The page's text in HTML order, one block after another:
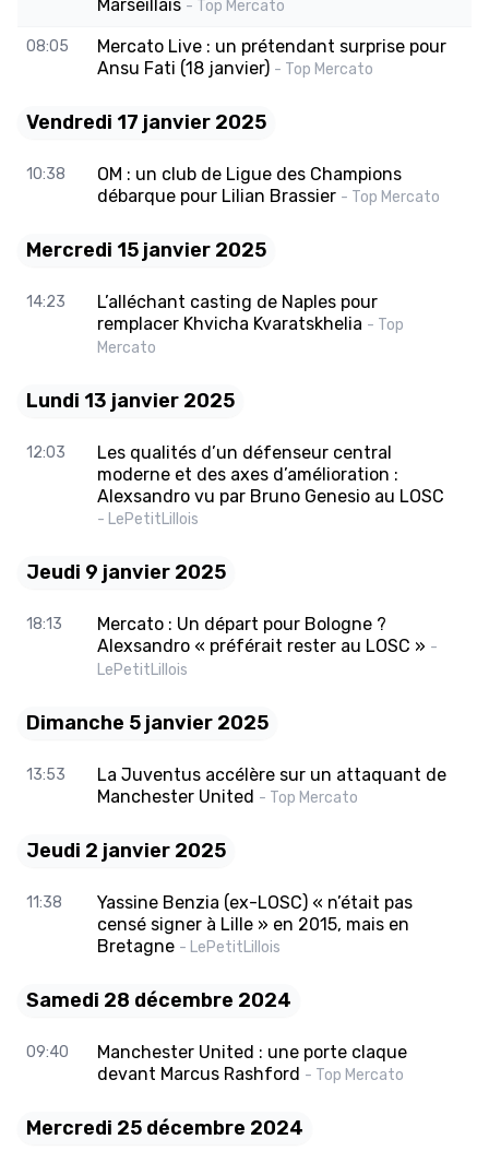
Marseillais - Top Mercato
08:05
Mercato Live : un prétendant surprise pour
Ansu Fati (18 janvier) - Top Mercato
Vendredi 17 janvier 2025
10:38
OM : un club de Ligue des Champions
débarque pour Lilian Brassier - Top Mercato
Mercredi 15 janvier 2025
14:23
L’alléchant casting de Naples pour
remplacer Khvicha Kvaratskhelia - Top
Mercato
Lundi 13 janvier 2025
12:03
Les qualités d’un défenseur central
moderne et des axes d’amélioration :
Alexsandro vu par Bruno Genesio au LOSC
- LePetitLillois
Jeudi 9 janvier 2025
18:13
Mercato : Un départ pour Bologne ?
Alexsandro « préférait rester au LOSC » -
LePetitLillois
Dimanche 5 janvier 2025
13:53
La Juventus accélère sur un attaquant de
Manchester United - Top Mercato
Jeudi 2 janvier 2025
11:38
Yassine Benzia (ex-LOSC) « n’était pas
censé signer à Lille » en 2015, mais en
Bretagne - LePetitLillois
Samedi 28 décembre 2024
09:40
Manchester United : une porte claque
devant Marcus Rashford - Top Mercato
Mercredi 25 décembre 2024